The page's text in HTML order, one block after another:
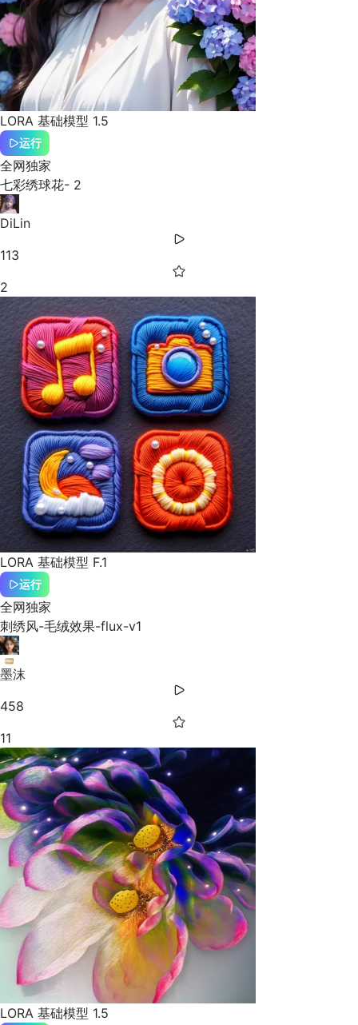
LORA 基础模型 1.5
运行
全网独家
七彩绣球花- 2
DiLin
113
2
LORA 基础模型 F.1
运行
全网独家
刺绣风-毛绒效果-flux-v1
墨沫
458
11
LORA 基础模型 1.5